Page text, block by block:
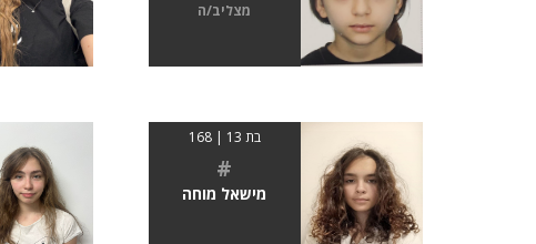
מצליב/ה
בת 13 | 168
#
מישאל מוחה